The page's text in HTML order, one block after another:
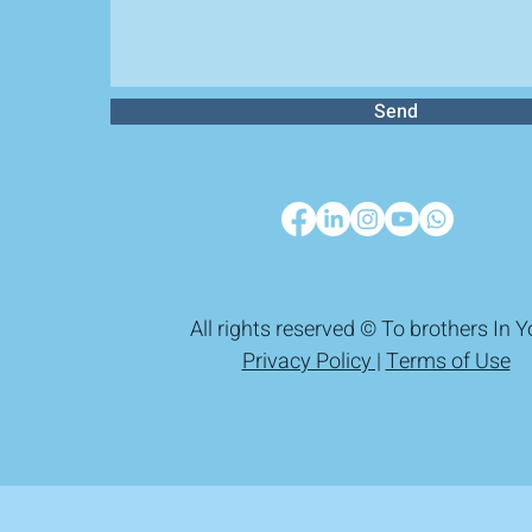
Send
All rights reserved © To brothers In
Privacy Policy |Terms of Use